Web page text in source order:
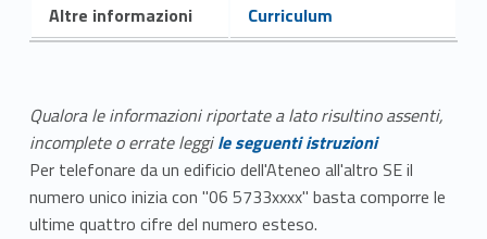
Altre informazioni
Curriculum
Qualora le informazioni riportate a lato risultino assenti,
incomplete o errate leggile seguenti istruzioni
Per telefonare da un edificio dell'Ateneo all'altro SE il
numero unico inizia con "06 5733xxxx" basta comporre le
ultime quattro cifre del numero esteso.